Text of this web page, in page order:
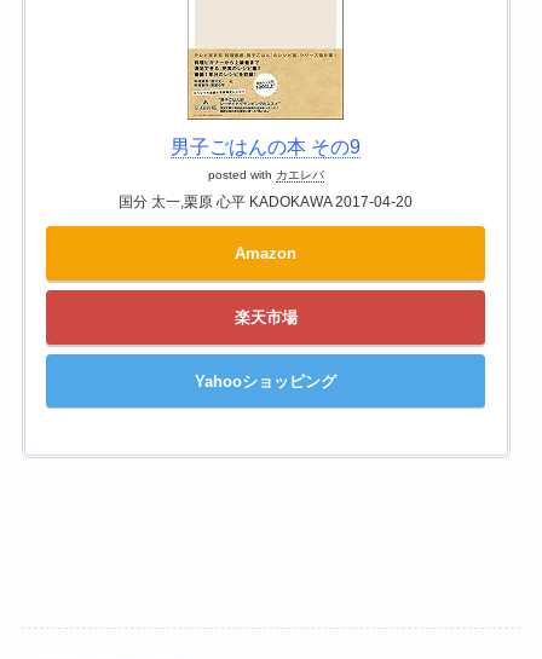
男子ごはんの本 その9
posted with カエレバ
国分 太一,栗原 心平 KADOKAWA 2017-04-20
Amazon
楽天市場
Yahooショッピング